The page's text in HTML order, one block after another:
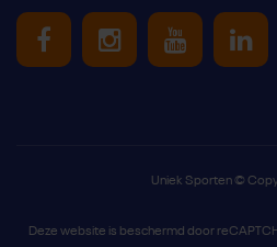
Uniek Sporten op
Uniek Sporten
Uniek
Uniek Sporten ©
Deze website is beschermd door